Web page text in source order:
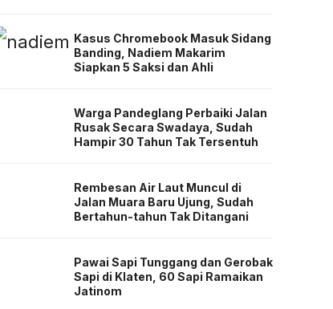
Kasus Chromebook Masuk Sidang
Banding, Nadiem Makarim
Siapkan 5 Saksi dan Ahli
Warga Pandeglang Perbaiki Jalan
Rusak Secara Swadaya, Sudah
Hampir 30 Tahun Tak Tersentuh
Rembesan Air Laut Muncul di
Jalan Muara Baru Ujung, Sudah
Bertahun-tahun Tak Ditangani
Pawai Sapi Tunggang dan Gerobak
Sapi di Klaten, 60 Sapi Ramaikan
Jatinom